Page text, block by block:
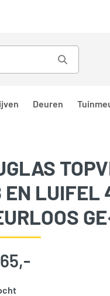
Deuren
LUIFEL